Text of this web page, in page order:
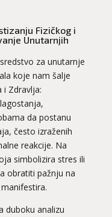
Fizičkog i
Unutarnjih
za unutarnje
koje nam šalje
i Zdravlja:
da postanu
često izraženih
reakcije. Na
simbolizira stres ili
obratiti pažnju na
duboku analizu